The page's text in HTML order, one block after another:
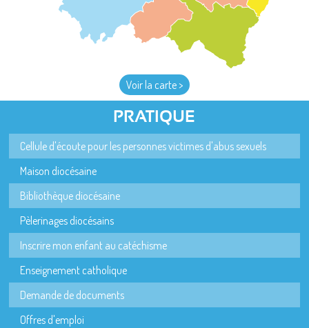
Voir la carte >
PRATIQUE
Cellule d'écoute pour les personnes victimes d'abus sexuels
Maison diocésaine
Bibliothèque diocésaine
Pèlerinages diocésains
Inscrire mon enfant au catéchisme
Enseignement catholique
Demande de documents
Offres d'emploi